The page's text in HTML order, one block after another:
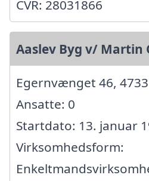
CVR: 28031866
Aaslev Byg v/ Martin
Egernvænget 46,
Ansatte: 0
Startdato: 13. januar
Virksomhedsform: